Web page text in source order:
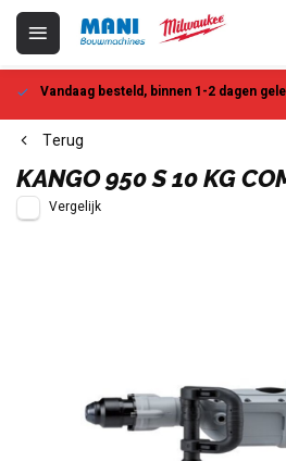
Vandaag besteld, binnen 1-2 dagen
Terug
KANGO 950 S 10 KG
Vergelijk